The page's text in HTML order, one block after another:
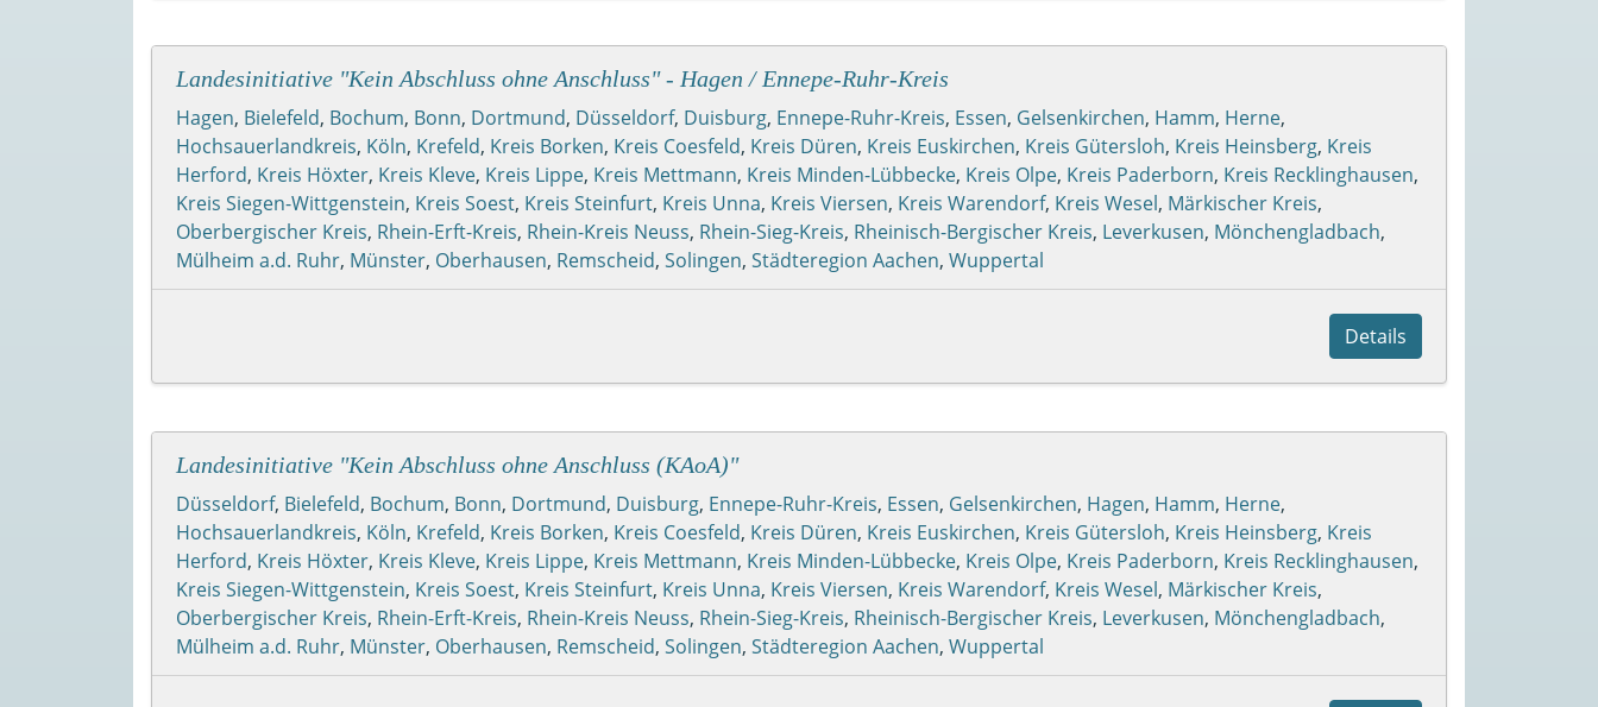
Landesinitiative "Kein Abschluss ohne Anschluss" - Hagen / Ennepe-Ruhr-Kreis
Hagen, Bielefeld, Bochum, Bonn, Dortmund, Düsseldorf, Duisburg, Ennepe-Ruhr-Kreis, Essen, Gelsenkirchen, Hamm, Herne,
Hochsauerlandkreis, Köln, Krefeld, Kreis Borken, Kreis Coesfeld, Kreis Düren, Kreis Euskirchen, Kreis Gütersloh, Kreis Heinsberg, Kreis
Herford, Kreis Höxter, Kreis Kleve, Kreis Lippe, Kreis Mettmann, Kreis Minden-Lübbecke, Kreis Olpe, Kreis Paderborn, Kreis Recklinghausen,
Kreis Siegen-Wittgenstein, Kreis Soest, Kreis Steinfurt, Kreis Unna, Kreis Viersen, Kreis Warendorf, Kreis Wesel, Märkischer Kreis,
Oberbergischer Kreis, Rhein-Erft-Kreis, Rhein-Kreis Neuss, Rhein-Sieg-Kreis, Rheinisch-Bergischer Kreis, Leverkusen, Mönchengladbach,
Mülheim a.d. Ruhr, Münster, Oberhausen, Remscheid, Solingen, Städteregion Aachen, Wuppertal
Details
Landesinitiative "Kein Abschluss ohne Anschluss (KAoA)"
Düsseldorf, Bielefeld, Bochum, Bonn, Dortmund, Duisburg, Ennepe-Ruhr-Kreis, Essen, Gelsenkirchen, Hagen, Hamm, Herne,
Hochsauerlandkreis, Köln, Krefeld, Kreis Borken, Kreis Coesfeld, Kreis Düren, Kreis Euskirchen, Kreis Gütersloh, Kreis Heinsberg, Kreis
Herford, Kreis Höxter, Kreis Kleve, Kreis Lippe, Kreis Mettmann, Kreis Minden-Lübbecke, Kreis Olpe, Kreis Paderborn, Kreis Recklinghausen,
Kreis Siegen-Wittgenstein, Kreis Soest, Kreis Steinfurt, Kreis Unna, Kreis Viersen, Kreis Warendorf, Kreis Wesel, Märkischer Kreis,
Oberbergischer Kreis, Rhein-Erft-Kreis, Rhein-Kreis Neuss, Rhein-Sieg-Kreis, Rheinisch-Bergischer Kreis, Leverkusen, Mönchengladbach,
Mülheim a.d. Ruhr, Münster, Oberhausen, Remscheid, Solingen, Städteregion Aachen, Wuppertal